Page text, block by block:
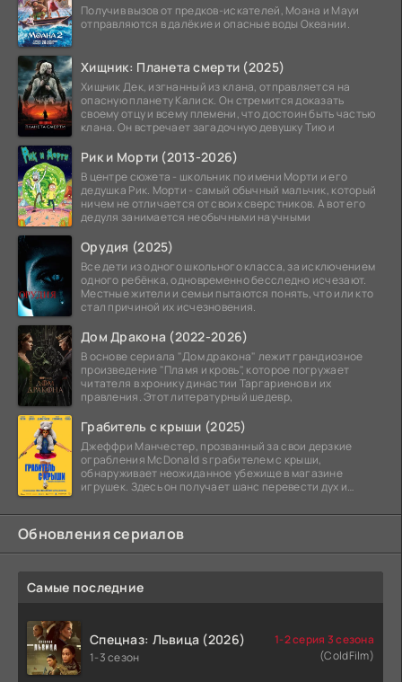
Получив вызов от предков-искателей, Моана и Мауи
отправляются в далёкие и опасные воды Океании.
Хищник: Планета смерти (2025)
Хищник Дек, изгнанный из клана, отправляется на
опасную планету Калиск. Он стремится доказать
своему отцу и всему племени, что достоин быть частью
клана. Он встречает загадочную девушку Тию и
Рик и Морти (2013-2026)
В центре сюжета - школьник по имени Морти и его
дедушка Рик. Морти - самый обычный мальчик, который
ничем не отличается от своих сверстников. А вот его
дедуля занимается необычными научными
Орудия (2025)
Все дети из одного школьного класса, за исключением
одного ребёнка, одновременно бесследно исчезают.
Местные жители и семьи пытаются понять, что или кто
стал причиной их исчезновения.
Дом Дракона (2022-2026)
В основе сериала "Дом дракона" лежит грандиозное
произведение "Пламя и кровь", которое погружает
читателя в хронику династии Таргариенов и их
правления. Этот литературный шедевр,
Грабитель с крыши (2025)
Джеффри Манчестер, прозванный за свои дерзкие
ограбления McDonald s грабителем с крыши,
обнаруживает неожиданное убежище в магазине
игрушек. Здесь он получает шанс перевести дух и
Обновления сериалов
Самые последние
Спецназ: Львица (2026)
1-3 сезон
1-2 серия 3 сезона
(ColdFilm)